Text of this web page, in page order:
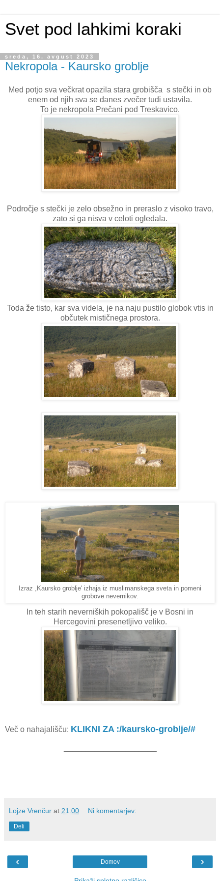
Svet pod lahkimi koraki
sreda, 16. avgust 2023
Nekropola - Kaursko groblje
Med potjo sva večkrat opazila stara grobišča s stečki in ob
enem od njih sva se danes zvečer tudi ustavila.
To je nekropola Prečani pod Treskavico.
Področje s stečki je zelo obsežno in preraslo z visoko travo,
zato si ga nisva v celoti ogledala.
Toda že tisto, kar sva videla, je na naju pustilo globok vtis in
občutek mističnega prostora.
Izraz ,Kaursko groblje' izhaja iz muslimanskega sveta in pomeni
grobove nevernikov.
In teh starih neverniških pokopališč je v Bosni in
Hercegovini presenetljivo veliko.
Več o nahajališču: KLIKNI ZA :/kaursko-groblje/#
Lojze Vrenčur at 21:00 Ni komentarjev:
Deli
‹ ›
Domov